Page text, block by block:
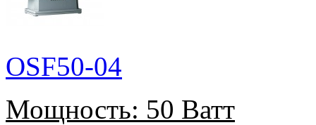
OSF50-04
Мощность: 50 Ватт